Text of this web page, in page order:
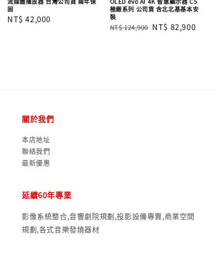
固
Regular
NT$ 42,000
極緻系列 公司貨 含北北基基本安
裝
Regular
NT$ 124,900 Sale
NT$ 82,900
關於我們
本店地址
聯絡我們
最新優惠
延續60年專業
影像系統整合,音響劇院規劃,投影設備專賣,商業空間
規劃,各式音樂發燒器材